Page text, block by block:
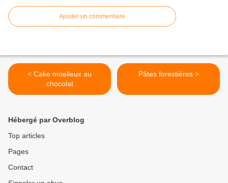
Ajouter un commentaire
< Cake moelleux au
chocolat
Pâtes forestières >
Hébergé par Overblog
Top articles
Pages
Contact